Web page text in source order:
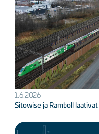
1.6.2026
Sitowise ja Ramboll
Kuva